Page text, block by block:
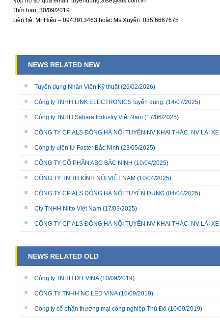
Thời hạn: 30/09/2019
Liên hệ: Mr Hiếu – 0943913463 hoặc Ms.Xuyến: 035 6667675
NEWS RELATED NEW
Tuyển dụng Nhân Viên Kỹ thuật(26/02/2026)
Công ty TNHH LINK ELECTRONICS tuyển dụng: (14/07/2025)
Công ty TNHH Sahara Industry Việt Nam (17/06/2025)
CÔNG TY CP ALS ĐÔNG HÀ NỘI TUYỂN NV KHAI THÁC, NV LÁI
Công ty điện tử Foster Bắc Ninh (23/05/2025)
CÔNG TY CỔ PHẦN ABC BẮC NINH (10/04/2025)
CÔNG TY TNHH KÍNH NỎI VIỆT NAM (10/04/2025)
CÔNG TY CP ALS ĐÔNG HÀ NỘI TUYỂN DỤNG (04/04/2025)
Cty TNHH Nitto Việt Nam (17/03/2025)
CÔNG TY CP ALS ĐÔNG HÀ NỘI TUYỂN NV KHAI THÁC, NV LÁI
NEWS RELATED OLD
Công ty TNHH DIT VINA(10/09/2019)
CÔNG TY TNHH NC LED VINA(10/09/2019)
Công ty cổ phần thương mại công nghiệp Thủ Đô (10/09/2019)